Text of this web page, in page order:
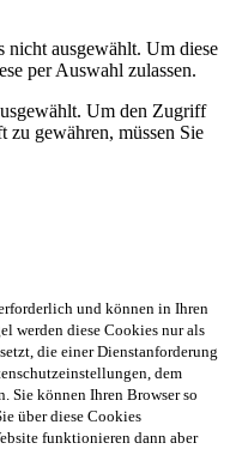
nicht ausgewählt. Um diese
per Auswahl zulassen.
Um den Zugriff
zu gewähren, müssen Sie
und können in Ihren
werden diese Cookies nur als
die einer Dienstanforderung
dem
Sie können Ihren Browser so
über diese Cookies
funktionieren dann aber